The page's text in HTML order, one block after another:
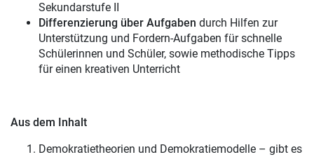
Sekundarstufe II
Differenzierung über Aufgaben durch Hilfen zur
Unterstützung und Fordern-Aufgaben für schnelle
Schülerinnen und Schüler, sowie methodische Tipps
für einen kreativen Unterricht
Aus dem Inhalt
Demokratietheorien und Demokratiemodelle – gibt es